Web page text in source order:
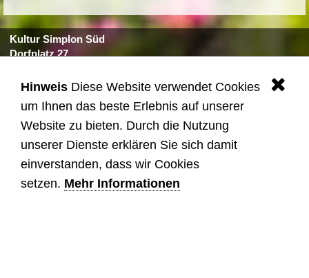
Kultur Simplon Süd
Dorfplatz 27
Tel. +41 27 979 10 10
Quicklinks
© 2025 Kultur Simplon Süd
Hinweis Diese Website verwendet Cookies
um Ihnen das beste Erlebnis auf unserer
Website zu bieten. Durch die Nutzung
unserer Dienste erklären Sie sich damit
einverstanden, dass wir Cookies
setzen. Mehr Informationen